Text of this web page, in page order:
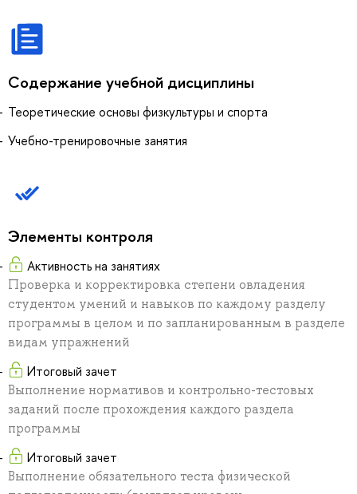
Содержание учебной дисциплины
Теоретические основы физкультуры и спорта
Учебно-тренировочные занятия
Элементы контроля
Активность на занятиях
Проверка и корректировка степени овладения
студентом умений и навыков по каждому разделу
программы в целом и по запланированным в разделе
видам упражнений
Итоговый зачет
Выполнение нормативов и контрольно-тестовых
заданий после прохождения каждого раздела
программы
Итоговый зачет
Выполнение обязательного теста физической